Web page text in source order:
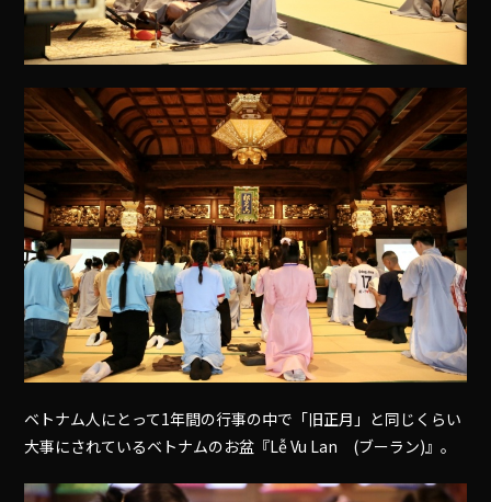
ベトナム人にとって1年間の行事の中で「旧正月」と同じくらい
大事にされているベトナムのお盆『Lễ Vu Lan (ブーラン)』。